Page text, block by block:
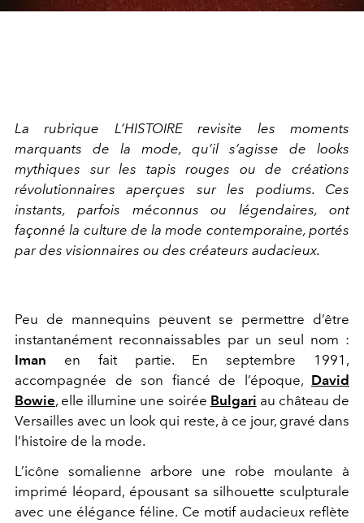
La rubrique L’HISTOIRE revisite les moments
marquants de la mode, qu’il s’agisse de looks
mythiques sur les tapis rouges ou de créations
révolutionnaires aperçues sur les podiums. Ces
instants, parfois méconnus ou légendaires, ont
façonné la culture de la mode contemporaine, portés
par des visionnaires ou des créateurs audacieux.
Peu de mannequins peuvent se permettre d’être
instantanément reconnaissables par un seul nom :
Iman en fait partie. En septembre 1991,
accompagnée de son fiancé de l’époque, David
Bowie, elle illumine une soirée Bulgari au château de
Versailles avec un look qui reste, à ce jour, gravé dans
l’histoire de la mode.
L’icône somalienne arbore une robe moulante à
imprimé léopard, épousant sa silhouette sculpturale
avec une élégance féline. Ce motif audacieux reflète